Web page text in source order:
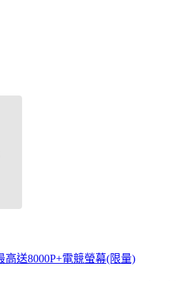
高送8000P+電競螢幕(限量)